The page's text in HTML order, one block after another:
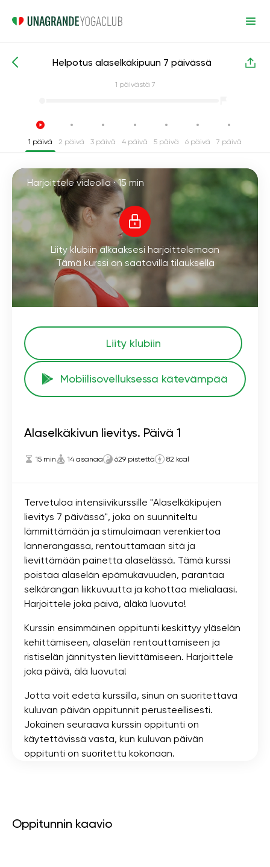
Intensiiviset joogakurssit Pieni selkä
Helpotus alaselkäkipuun 7 päivässä
1 päivästä 7
1 päivä 2 päivä 3 päivä 4 päivä 5 päivä 6 päivä 7 päivä
Harjoittele videolla ·15 min
Liity klubiin alkaaksesi harjoittelemaan
Tämä kurssi on saatavilla tilauksella
Liity klubiin
Mobiilisovelluksessa kätevämpää
Alaselkäkivun lievitys. Päivä 1
15 min 14 asanaa 629 pistettä 82 kcal
Tervetuloa intensiivikurssille "Alaselkäkipujen
lievitys 7 päivässä", joka on suunniteltu
lämmittämään ja stimuloimaan verenkiertoa
lannerangassa, rentouttamaan sitä ja
lievittämään painetta alaselässä. Tämä kurssi
poistaa alaselän epämukavuuden, parantaa
selkärangan liikkuvuutta ja kohottaa mielialaasi.
Harjoittele joka päivä, äläkä luovuta!
Kurssin ensimmäinen oppitunti keskittyy yläselän
kehittämiseen, alaselän rentouttamiseen ja
ristiselän jännitysten lievittämiseen. Harjoittele
joka päivä, älä luovuta!
Jotta voit edetä kurssilla, sinun on suoritettava
kuluvan päivän oppitunnit perusteellisesti.
Jokainen seuraava kurssin oppitunti on
käytettävissä vasta, kun kuluvan päivän
oppitunti on suoritettu kokonaan.
Oppitunnin kaavio